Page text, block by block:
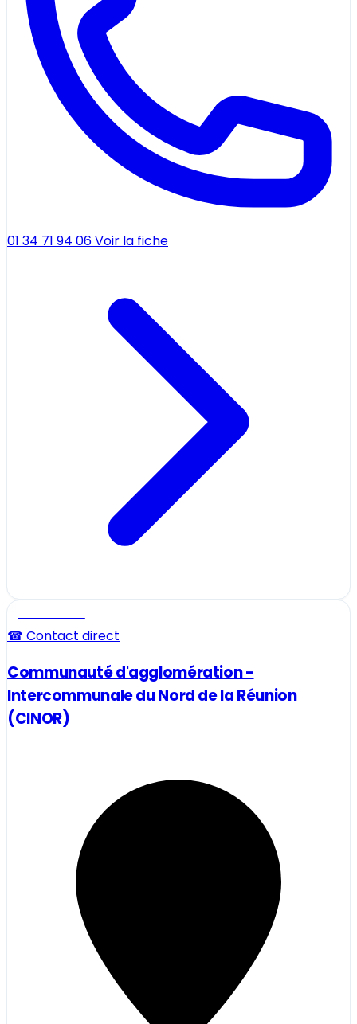
01 34 71 94 06Voir la fiche
☎ Contact direct
Communauté d'agglomération -
Intercommunale du Nord de la Réunion
(CINOR)